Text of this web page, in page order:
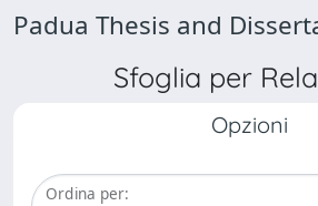
Padua Thesis and
Sfoglia per
Opzioni
Ordina per: